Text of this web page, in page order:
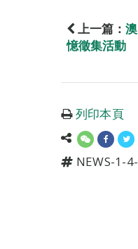
上一篇：
憶徵集活動
列印本頁
NEWS-1-